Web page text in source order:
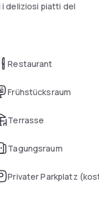
i deliziosi piatti del
Restaurant
Frühstücksraum
Terrasse
Tagungsraum
Privater Parkplatz